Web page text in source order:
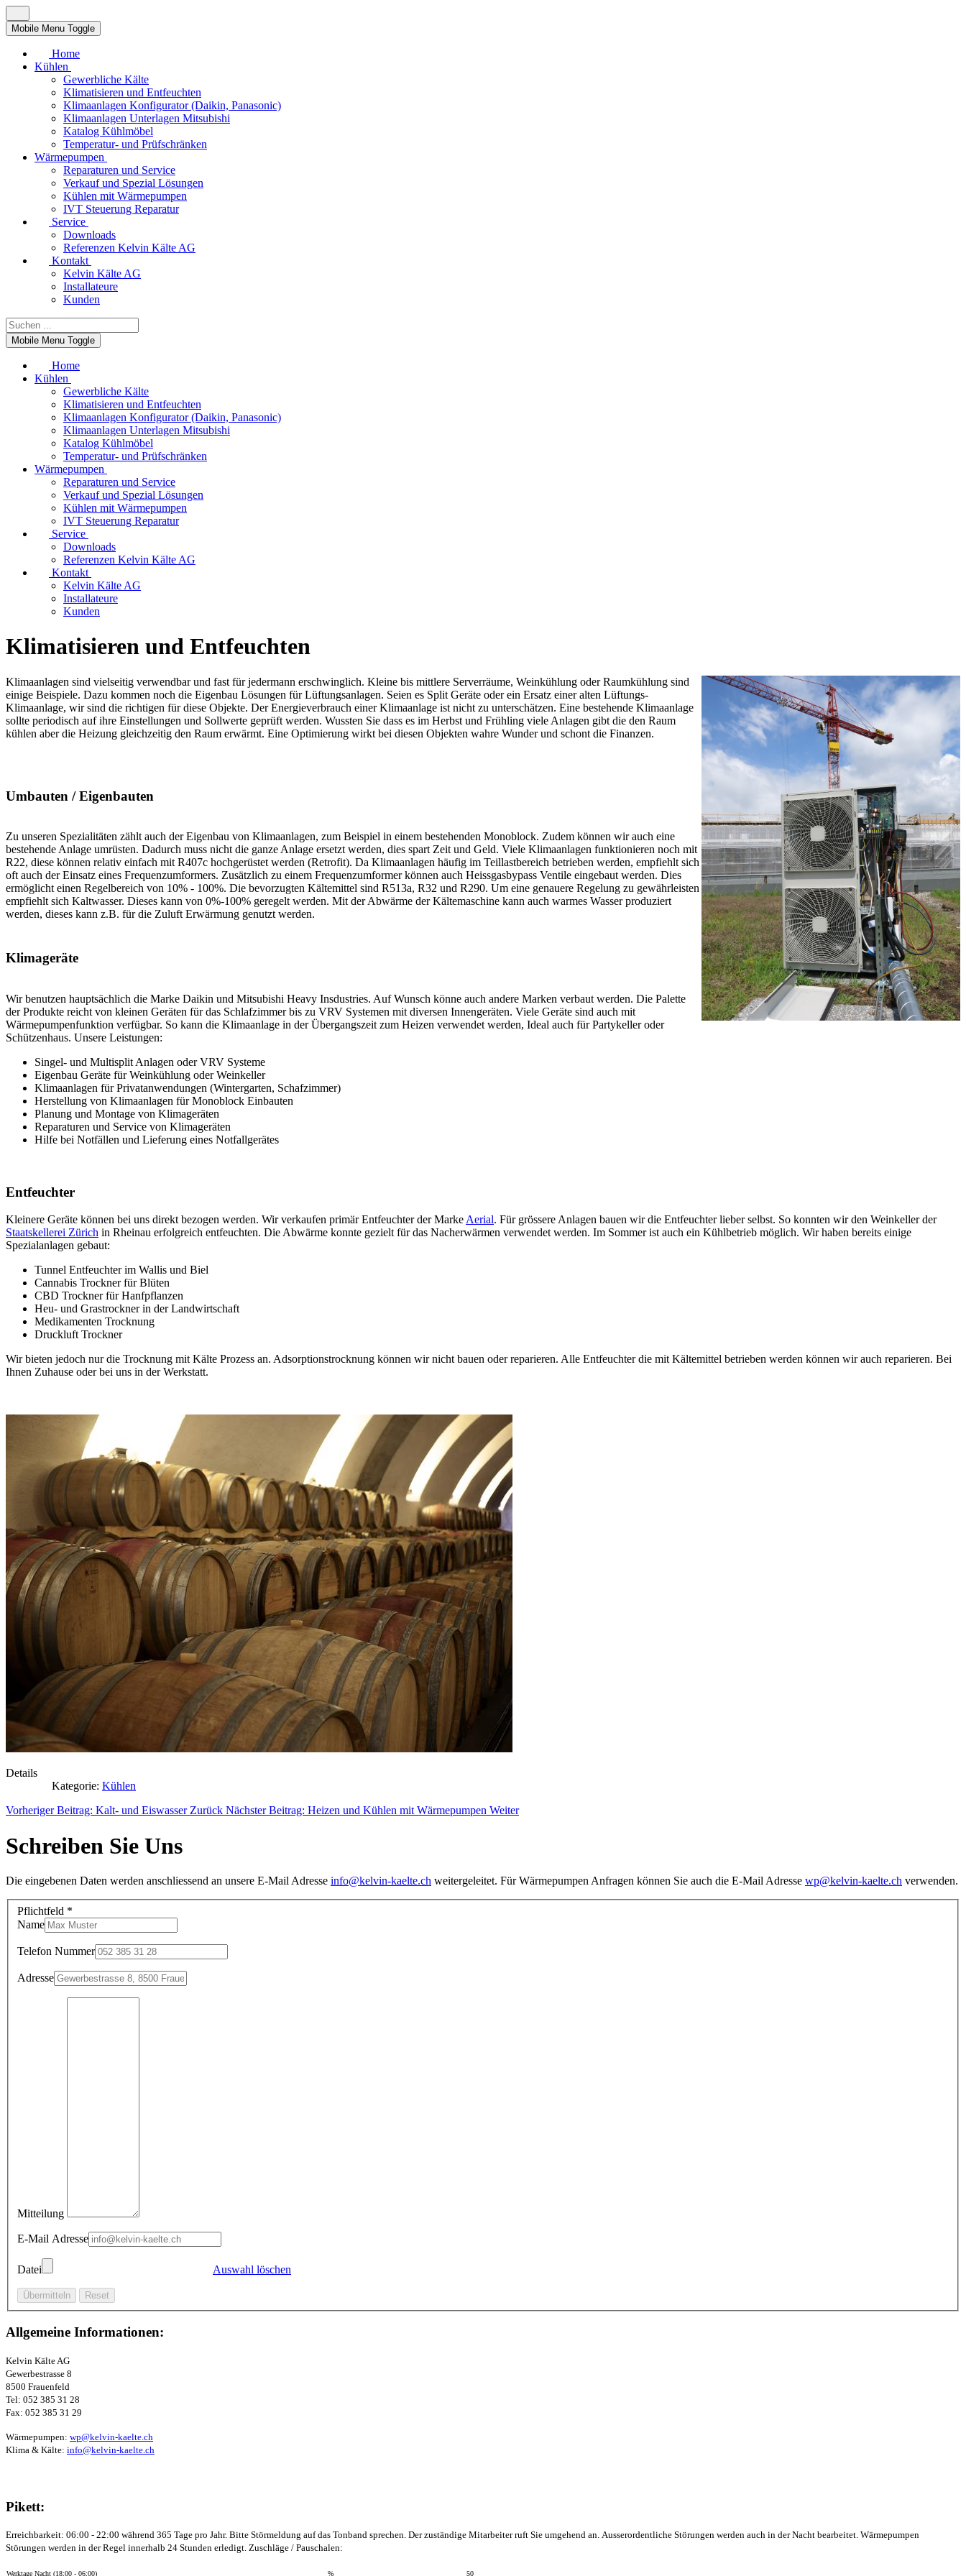
Mobile Menu Toggle
Home
Kühlen
Gewerbliche Kälte
Klimatisieren und Entfeuchten
Klimaanlagen Konfigurator (Daikin, Panasonic)
Klimaanlagen Unterlagen Mitsubishi
Katalog Kühlmöbel
Temperatur- und Prüfschränken
Wärmepumpen
Reparaturen und Service
Verkauf und Spezial Lösungen
Kühlen mit Wärmepumpen
IVT Steuerung Reparatur
Service
Downloads
Referenzen Kelvin Kälte AG
Kontakt
Kelvin Kälte AG
Installateure
Kunden
Mobile Menu Toggle
Home
Kühlen
Gewerbliche Kälte
Klimatisieren und Entfeuchten
Klimaanlagen Konfigurator (Daikin, Panasonic)
Klimaanlagen Unterlagen Mitsubishi
Katalog Kühlmöbel
Temperatur- und Prüfschränken
Wärmepumpen
Reparaturen und Service
Verkauf und Spezial Lösungen
Kühlen mit Wärmepumpen
IVT Steuerung Reparatur
Service
Downloads
Referenzen Kelvin Kälte AG
Kontakt
Kelvin Kälte AG
Installateure
Kunden
Klimatisieren und Entfeuchten
Klimaanlagen sind vielseitig verwendbar und fast für jedermann erschwinglich. Kleine bis mittlere Serverräume, Weinkühlung oder Raumkühlung sind
einige Beispiele. Dazu kommen noch die Eigenbau Lösungen für Lüftungsanlagen. Seien es Split Geräte oder ein Ersatz einer alten Lüftungs-
Klimaanlage, wir sind die richtigen für diese Objekte. Der Energieverbrauch einer Klimaanlage ist nicht zu unterschätzen. Eine bestehende Klimaanlage
sollte periodisch auf ihre Einstellungen und Sollwerte geprüft werden. Wussten Sie dass es im Herbst und Frühling viele Anlagen gibt die den Raum
kühlen aber die Heizung gleichzeitig den Raum erwärmt. Eine Optimierung wirkt bei diesen Objekten wahre Wunder und schont die Finanzen.
Umbauten / Eigenbauten
Zu unseren Spezialitäten zählt auch der Eigenbau von Klimaanlagen, zum Beispiel in einem bestehenden Monoblock. Zudem können wir auch eine
bestehende Anlage umrüsten. Dadurch muss nicht die ganze Anlage ersetzt werden, dies spart Zeit und Geld. Viele Klimaanlagen funktionieren noch mit
R22, diese können relativ einfach mit R407c hochgerüstet werden (Retrofit). Da Klimaanlagen häufig im Teillastbereich betrieben werden, empfiehlt sich
oft auch der Einsatz eines Frequenzumformers. Zusätzlich zu einem Frequenzumformer können auch Heissgasbypass Ventile eingebaut werden. Dies
ermöglicht einen Regelbereich von 10% - 100%. Die bevorzugten Kältemittel sind R513a, R32 und R290. Um eine genauere Regelung zu gewährleisten
empfiehlt sich Kaltwasser. Dieses kann von 0%-100% geregelt werden. Mit der Abwärme der Kältemaschine kann auch warmes Wasser produziert
werden, dieses kann z.B. für die Zuluft Erwärmung genutzt werden.
Klimageräte
Wir benutzen hauptsächlich die Marke Daikin und Mitsubishi Heavy Insdustries. Auf Wunsch könne auch andere Marken verbaut werden. Die Palette
der Produkte reicht von kleinen Geräten für das Schlafzimmer bis zu VRV Systemen mit diversen Innengeräten. Viele Geräte sind auch mit
Wärmepumpenfunktion verfügbar. So kann die Klimaanlage in der Übergangszeit zum Heizen verwendet werden, Ideal auch für Partykeller oder
Schützenhaus. Unsere Leistungen:
Singel- und Multisplit Anlagen oder VRV Systeme
Eigenbau Geräte für Weinkühlung oder Weinkeller
Klimaanlagen für Privatanwendungen (Wintergarten, Schafzimmer)
Herstellung von Klimaanlagen für Monoblock Einbauten
Planung und Montage von Klimageräten
Reparaturen und Service von Klimageräten
Hilfe bei Notfällen und Lieferung eines Notfallgerätes
Entfeuchter
Kleinere Geräte können bei uns direkt bezogen werden. Wir verkaufen primär Entfeuchter der Marke Aerial. Für grössere Anlagen bauen wir die Entfeuchter lieber selbst. So konnten wir den Weinkeller der
Staatskellerei Zürich in Rheinau erfolgreich entfeuchten. Die Abwärme konnte gezielt für das Nacherwärmen verwendet werden. Im Sommer ist auch ein Kühlbetrieb möglich. Wir haben bereits einige
Spezialanlagen gebaut:
Tunnel Entfeuchter im Wallis und Biel
Cannabis Trockner für Blüten
CBD Trockner für Hanfpflanzen
Heu- und Grastrockner in der Landwirtschaft
Medikamenten Trocknung
Druckluft Trockner
Wir bieten jedoch nur die Trocknung mit Kälte Prozess an. Adsorptionstrocknung können wir nicht bauen oder reparieren. Alle Entfeuchter die mit Kältemittel betrieben werden können wir auch reparieren. Bei
Ihnen Zuhause oder bei uns in der Werkstatt.
Details
Kategorie: Kühlen
Vorheriger Beitrag: Kalt- und Eiswasser Zurück Nächster Beitrag: Heizen und Kühlen mit Wärmepumpen Weiter
Schreiben Sie Uns
Die eingebenen Daten werden anschliessend an unsere E-Mail Adresse info@kelvin-kaelte.ch weitergeleitet. Für Wärmepumpen Anfragen können Sie auch die E-Mail Adresse wp@kelvin-kaelte.ch verwenden.
Pflichtfeld *
Name
Telefon Nummer
Adresse
Mitteilung
E-Mail Adresse
Datei Auswahl löschen
Allgemeine Informationen:
Kelvin Kälte AG
Gewerbestrasse 8
8500 Frauenfeld
Tel: 052 385 31 28
Fax: 052 385 31 29
Wärmepumpen: wp@kelvin-kaelte.ch
Klima & Kälte: info@kelvin-kaelte.ch
Pikett:
Erreichbarkeit: 06:00 - 22:00 während 365 Tage pro Jahr. Bitte Störmeldung auf das Tonband sprechen. Der zuständige Mitarbeiter ruft Sie umgehend an. Ausserordentliche Störungen werden auch in der Nacht bearbeitet. Wärmepumpen
Störungen werden in der Regel innerhalb 24 Stunden erledigt. Zuschläge / Pauschalen:
Werktage Nacht (18:00 - 06:00) % 50